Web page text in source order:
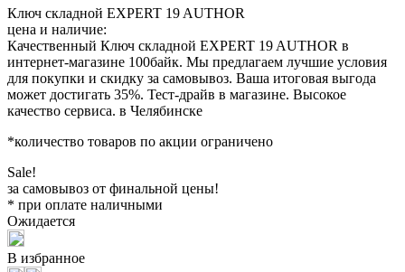
Ключ складной EXPERT 19 AUTHOR
цена и наличие:
Качественный Ключ складной EXPERT 19 AUTHOR в
интернет-магазине 100байк. Мы предлагаем лучшие условия
для покупки и скидку за самовывоз. Ваша итоговая выгода
может достигать 35%. Тест-драйв в магазине. Высокое
качество сервиса. в Челябинске
*количество товаров по акции ограничено
Sale!
за самовывоз от финальной цены!
* при оплате наличными
Ожидается
В избранное